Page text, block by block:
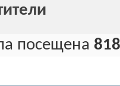
посещена 818